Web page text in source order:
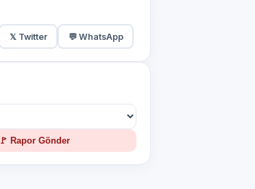
𝕏 Twitter 💬 WhatsApp
🚩 Rapor Gönder